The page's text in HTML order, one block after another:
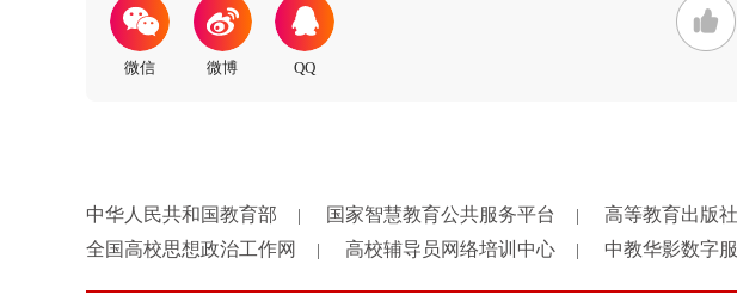
中华人民共和国教育部 国家智慧教育公共服务平台 高等教育出版社
全国高校思想政治工作网 高校辅导员网络培训中心 中教华影数字